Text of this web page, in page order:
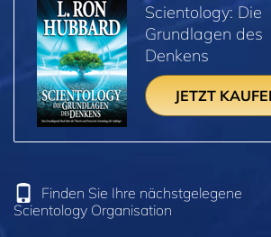
Scientology: Die
Grundlagen des
Denkens
JETZT
Finden Sie Ihre nächstgelegene
Scientology Organisation